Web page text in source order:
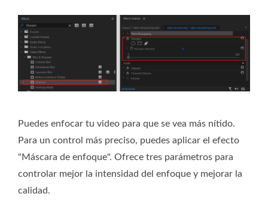
Puedes enfocar tu video para que se vea más nítido.
Para un control más preciso, puedes aplicar el efecto
"Máscara de enfoque". Ofrece tres parámetros para
controlar mejor la intensidad del enfoque y mejorar la
calidad.